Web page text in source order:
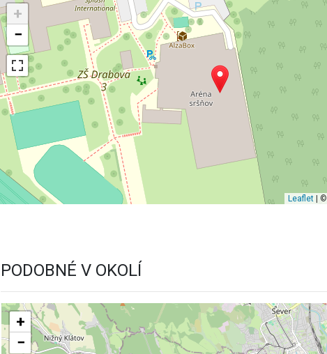
+
−
Leaflet| ©
PODOBNÉ V OKOLÍ
+
−